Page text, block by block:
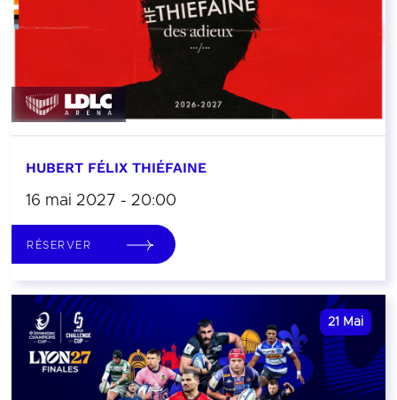
HUBERT FÉLIX THIÉFAINE
16 mai 2027 - 20:00
RÉSERVER
21 Mai